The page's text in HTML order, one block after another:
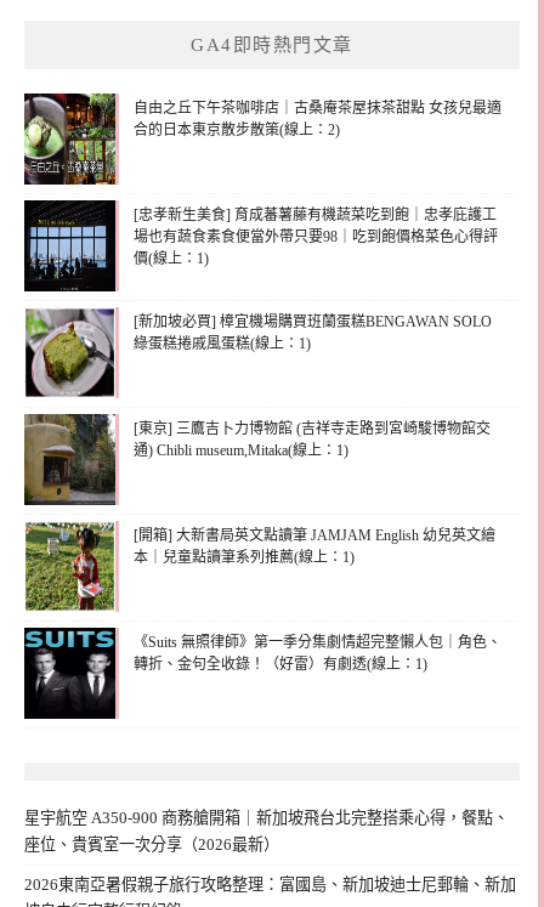
GA4即時熱門文章
自由之丘下午茶咖啡店｜古桑庵茶屋抹茶甜點 女孩兒最適
合的日本東京散步散策(線上：2)
[忠孝新生美食] 育成蕃薯藤有機蔬菜吃到飽｜忠孝庇護工
場也有蔬食素食便當外帶只要98｜吃到飽價格菜色心得評
價(線上：1)
[新加坡必買] 樟宜機場購買班蘭蛋糕BENGAWAN SOLO
綠蛋糕捲戚風蛋糕(線上：1)
[東京] 三鷹吉卜力博物館 (吉祥寺走路到宮崎駿博物館交
通) Chibli museum,Mitaka(線上：1)
[開箱] 大新書局英文點讀筆 JAMJAM English 幼兒英文繪
本｜兒童點讀筆系列推薦(線上：1)
《Suits 無照律師》第一季分集劇情超完整懶人包｜角色、
轉折、金句全收錄！（好雷）有劇透(線上：1)
星宇航空 A350-900 商務艙開箱｜新加坡飛台北完整搭乘心得，餐點、
座位、貴賓室一次分享（2026最新）
2026東南亞暑假親子旅行攻略整理：富國島、新加坡迪士尼郵輪、新加